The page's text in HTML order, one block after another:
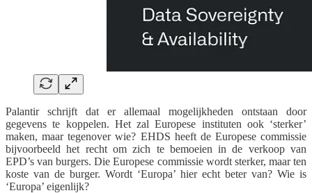
Palantir schrijft dat er allemaal mogelijkheden ontstaan door
gegevens te koppelen. Het zal Europese instituten ook ‘sterker’
maken, maar tegenover wie? EHDS heeft de Europese commissie
bijvoorbeeld het recht om zich te bemoeien in de verkoop van
EPD’s van burgers. Die Europese commissie wordt sterker, maar ten
koste van de burger. Wordt ‘Europa’ hier echt beter van? Wie is
‘Europa’ eigenlijk?